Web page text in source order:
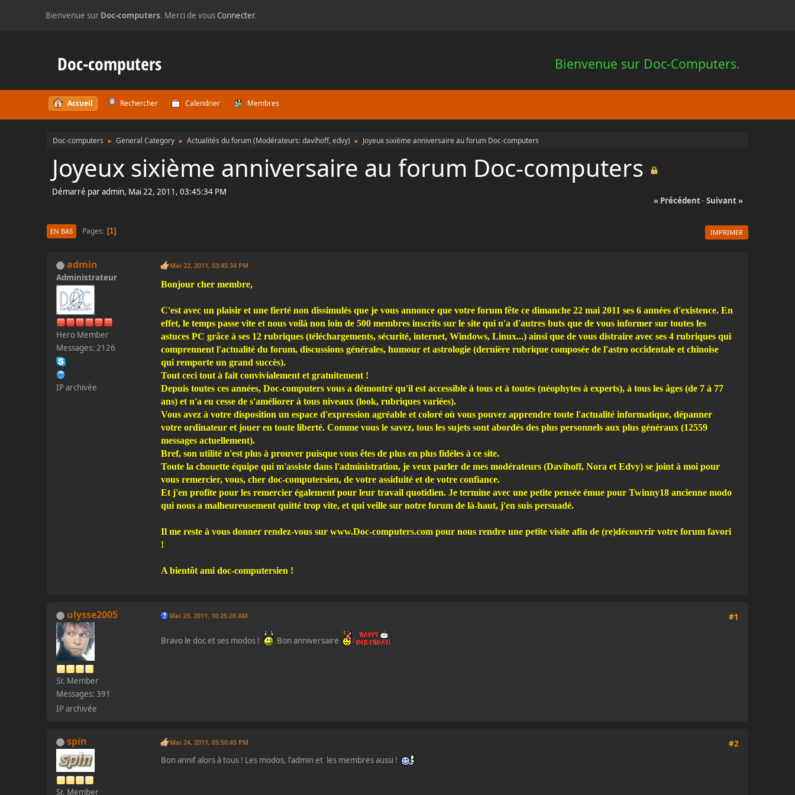
Bienvenue sur Doc-computers. Merci de vousConnecter.
Bienvenue sur Doc-Computers.
Doc-computers
Accueil Rechercher Calendrier Membres
Doc-computers ► General Category ► Actualités du forum(Modérateurs:davihoff,edvy) ► Joyeux sixième anniversaire au forum Doc-computers
Joyeux sixième anniversaire au forum Doc-computers
Démarré par admin, Mai 22, 2011, 03:45:34 PM
« Précédent-Suivant »
IMPRIMER
EN BAS Pages 1
admin
Administrateur
Hero Member
Messages: 2126
IP archivée
Mai 22, 2011, 03:45:34 PM
Bonjour cher membre,
C'est avec un plaisir et une fierté non dissimulés que je vous annonce que votre forum fête ce dimanche 22 mai 2011 ses 6 années d'existence. En
effet, le temps passe vite et nous voilà non loin de 500 membres inscrits sur le site qui n'a d'autres buts que de vous informer sur toutes les
astuces PC grâce à ses 12 rubriques (téléchargements, sécurité, internet, Windows, Linux...) ainsi que de vous distraire avec ses 4 rubriques qui
comprennent l'actualité du forum, discussions générales, humour et astrologie (dernière rubrique composée de l'astro occidentale et chinoise
qui remporte un grand succès).
Tout ceci tout à fait convivialement et gratuitement !
Depuis toutes ces années, Doc-computers vous a démontré qu'il est accessible à tous et à toutes (néophytes à experts), à tous les âges (de 7 à 77
ans) et n'a eu cesse de s'améliorer à tous niveaux (look, rubriques variées).
Vous avez à votre disposition un espace d'expression agréable et coloré où vous pouvez apprendre toute l'actualité informatique, dépanner
votre ordinateur et jouer en toute liberté. Comme vous le savez, tous les sujets sont abordés des plus personnels aux plus généraux (12559
messages actuellement).
Bref, son utilité n'est plus à prouver puisque vous êtes de plus en plus fidèles à ce site.
Toute la chouette équipe qui m'assiste dans l'administration, je veux parler de mes modérateurs (Davihoff, Nora et Edvy) se joint à moi pour
vous remercier, vous, cher doc-computersien, de votre assiduité et de votre confiance.
Et j'en profite pour les remercier également pour leur travail quotidien. Je termine avec une petite pensée émue pour Twinny18 ancienne modo
qui nous a malheureusement quitté trop vite, et qui veille sur notre forum de là-haut, j'en suis persuadé.
Il me reste à vous donner rendez-vous surwww.Doc-computers.com pour nous rendre une petite visite afin de (re)découvrir votre forum favori
!
A bientôt ami doc-computersien !
ulysse2005
Sr. Member
Messages: 391
IP archivée
#1
Mai 23, 2011, 10:25:28 AM
Bravo le doc et ses modos ! Bon anniversaire
spin
Sr. Member
#2
Mai 24, 2011, 05:50:45 PM
Bon annif alors à tous ! Les modos, l'admin et les membres aussi !